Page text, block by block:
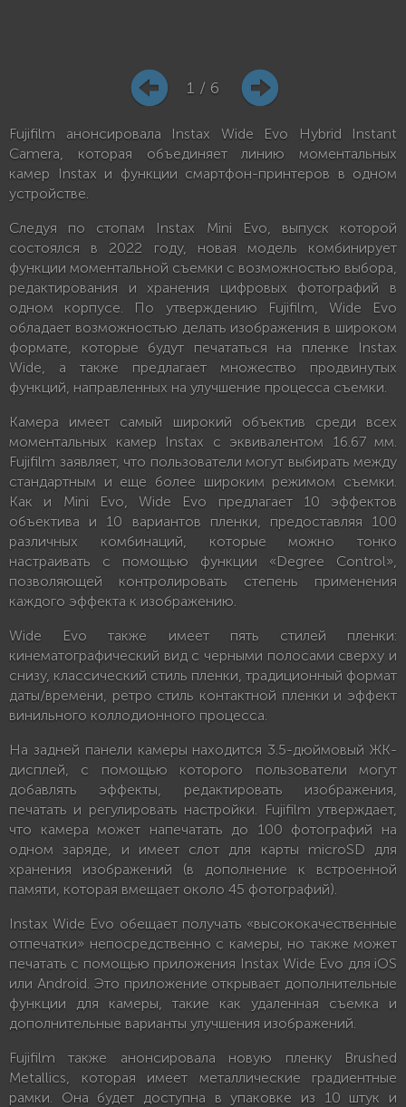
1 / 6
Fujifilm анонсировала Instax Wide Evo Hybrid Instant
Camera, которая объединяет линию моментальных
камер Instax и функции смартфон-принтеров в одном
устройстве.
Следуя по стопам Instax Mini Evo, выпуск которой
состоялся в 2022 году, новая модель комбинирует
функции моментальной съемки с возможностью выбора,
редактирования и хранения цифровых фотографий в
одном корпусе. По утверждению Fujifilm, Wide Evo
обладает возможностью делать изображения в широком
формате, которые будут печататься на пленке Instax
Wide, а также предлагает множество продвинутых
функций, направленных на улучшение процесса съемки.
Камера имеет самый широкий объектив среди всех
моментальных камер Instax с эквивалентом 16.67 мм.
Fujifilm заявляет, что пользователи могут выбирать между
стандартным и еще более широким режимом съемки.
Как и Mini Evo, Wide Evo предлагает 10 эффектов
объектива и 10 вариантов пленки, предоставляя 100
различных комбинаций, которые можно тонко
настраивать с помощью функции «Degree Control»,
позволяющей контролировать степень применения
каждого эффекта к изображению.
Wide Evo также имеет пять стилей пленки:
кинематографический вид с черными полосами сверху и
снизу, классический стиль пленки, традиционный формат
даты/времени, ретро стиль контактной пленки и эффект
винильного коллодионного процесса.
На задней панели камеры находится 3.5-дюймовый ЖК-
дисплей, с помощью которого пользователи могут
добавлять эффекты, редактировать изображения,
печатать и регулировать настройки. Fujifilm утверждает,
что камера может напечатать до 100 фотографий на
одном заряде, и имеет слот для карты microSD для
хранения изображений (в дополнение к встроенной
памяти, которая вмещает около 45 фотографий).
Instax Wide Evo обещает получать «высококачественные
отпечатки» непосредственно с камеры, но также может
печатать с помощью приложения Instax Wide Evo для iOS
или Android. Это приложение открывает дополнительные
функции для камеры, такие как удаленная съемка и
дополнительные варианты улучшения изображений.
Fujifilm также анонсировала новую пленку Brushed
Metallics, которая имеет металлические градиентные
рамки. Она будет доступна в упаковке из 10 штук и